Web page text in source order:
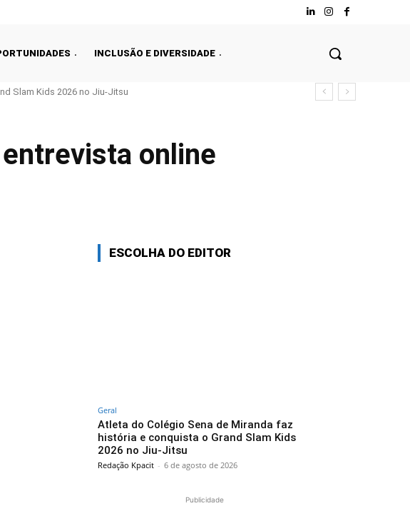
INCLUSÃO E DIVERSIDADE
Slam Kids 2026 no Jiu-Jitsu
online
ESCOLHA DO EDITOR
Geral
Atleta do Colégio Sena de Miranda faz
história e conquista o Grand Slam Kids
2026 no Jiu-Jitsu
Redação Kpacit - 6 de agosto de 2026
Publicidade